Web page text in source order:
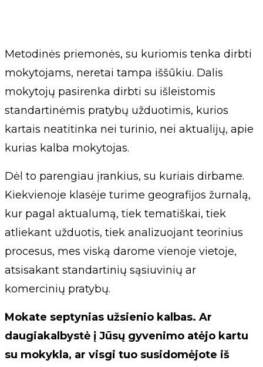
Metodinės priemonės, su kuriomis tenka dirbti
mokytojams, neretai tampa iššūkiu. Dalis
mokytojų pasirenka dirbti su išleistomis
standartinėmis pratybų užduotimis, kurios
kartais neatitinka nei turinio, nei aktualijų, apie
kurias kalba mokytojas.
Dėl to parengiau įrankius, su kuriais dirbame.
Kiekvienoje klasėje turime geografijos žurnalą,
kur pagal aktualumą, tiek tematiškai, tiek
atliekant užduotis, tiek analizuojant teorinius
procesus, mes viską darome vienoje vietoje,
atsisakant standartinių sąsiuvinių ar
komercinių pratybų.
Mokate septynias užsienio kalbas. Ar
daugiakalbystė į Jūsų gyvenimo atėjo kartu
su mokykla, ar visgi tuo susidomėjote iš